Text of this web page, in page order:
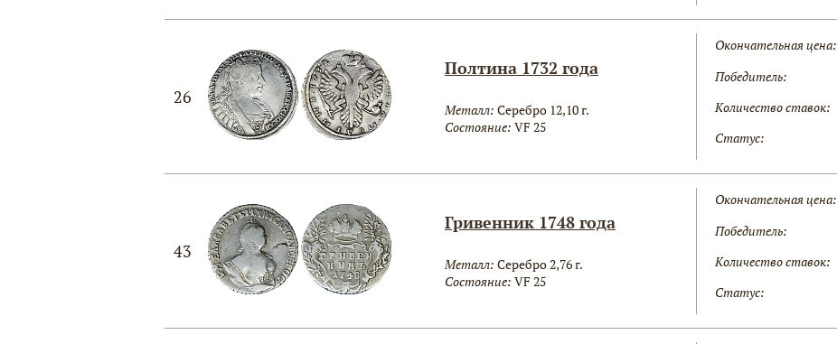
26
Полтина 1732 года
Металл: Серебро 12,10 г.
Состояние: VF 25
Окончательная цена:
Победитель:
Количество ставок:
Статус:
43
Гривенник 1748 года
Металл: Серебро 2,76 г.
Состояние: VF 25
Окончательная цена:
Победитель:
Количество ставок:
Статус: